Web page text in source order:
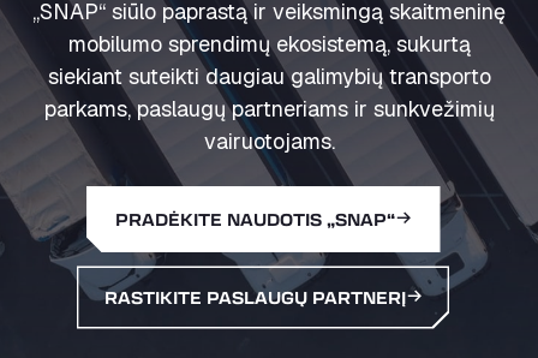
„SNAP“ siūlo paprastą ir veiksmingą skaitmeninę
mobilumo sprendimų ekosistemą, sukurtą
siekiant suteikti daugiau galimybių transporto
parkams, paslaugų partneriams ir sunkvežimių
vairuotojams.
PRADĖKITE NAUDOTIS „SNAP“
RASTIKITE PASLAUGŲ PARTNERĮ